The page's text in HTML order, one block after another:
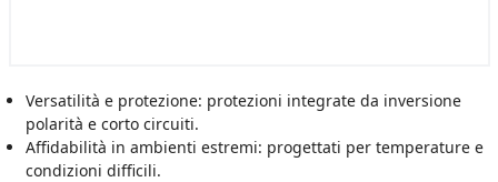
Versatilità e protezione: protezioni integrate da inversione
polarità e corto circuiti.
Affidabilità in ambienti estremi: progettati per temperature e
condizioni difficili.